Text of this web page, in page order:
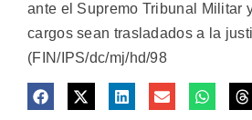
ante el Supremo Tribunal Militar
cargos sean trasladados a la
(FIN/IPS/dc/mj/hd/98